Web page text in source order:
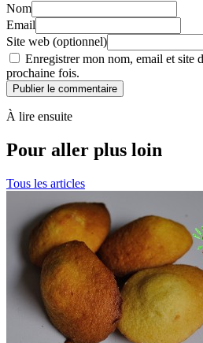
Nom
Email
Site web (optionnel)
Enregistrer mon nom, email et site
prochaine fois.
Publier le commentaire
À lire ensuite
Pour aller plus loin
Tous les articles